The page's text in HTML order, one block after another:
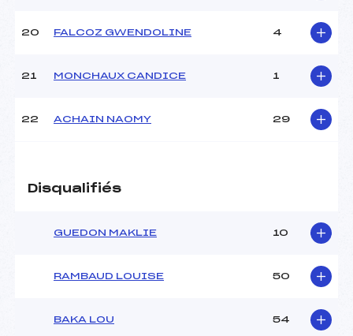
20 FALCOZ GWENDOLINE 4
21 MONCHAUX CANDICE 1
22 ACHAIN NAOMY 29
Disqualifiés
GUEDON MAKLIE 10
RAMBAUD LOUISE 50
BAKA LOU 54